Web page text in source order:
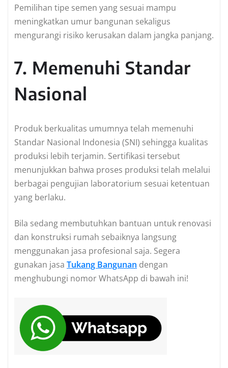
Pemilihan tipe semen yang sesuai mampu
meningkatkan umur bangunan sekaligus
mengurangi risiko kerusakan dalam jangka panjang.
7. Memenuhi Standar
Nasional
Produk berkualitas umumnya telah memenuhi
Standar Nasional Indonesia (SNI) sehingga kualitas
produksi lebih terjamin. Sertifikasi tersebut
menunjukkan bahwa proses produksi telah melalui
berbagai pengujian laboratorium sesuai ketentuan
yang berlaku.
Bila sedang membutuhkan bantuan untuk renovasi
dan konstruksi rumah sebaiknya langsung
menggunakan jasa profesional saja. Segera
gunakan jasa Tukang Bangunan dengan
menghubungi nomor WhatsApp di bawah ini!